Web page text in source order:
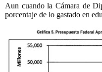
Aun cuando la Cámara de
porcentaje de lo gastado en